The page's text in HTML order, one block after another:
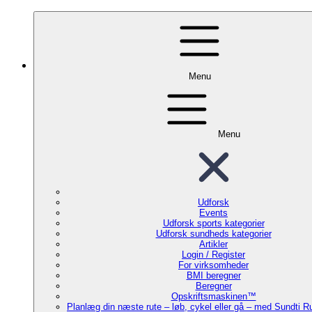
Menu
Menu
Udforsk
Events
Udforsk sports kategorier
Udforsk sundheds kategorier
Artikler
Login / Register
For virksomheder
BMI beregner
Beregner
Opskriftsmaskinen™
Planlæg din næste rute – løb, cykel eller gå – med Sundti